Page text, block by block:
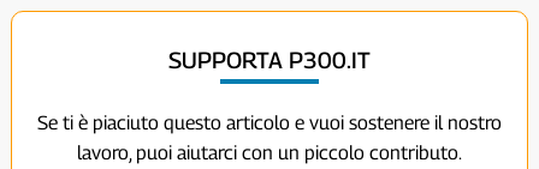
SUPPORTA P300.IT
Se ti è piaciuto questo articolo e vuoi sostenere il nostro
lavoro, puoi aiutarci con un piccolo contributo.